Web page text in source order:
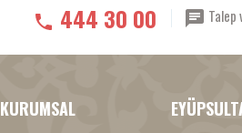
444 30 00 Talep
KURUMSAL